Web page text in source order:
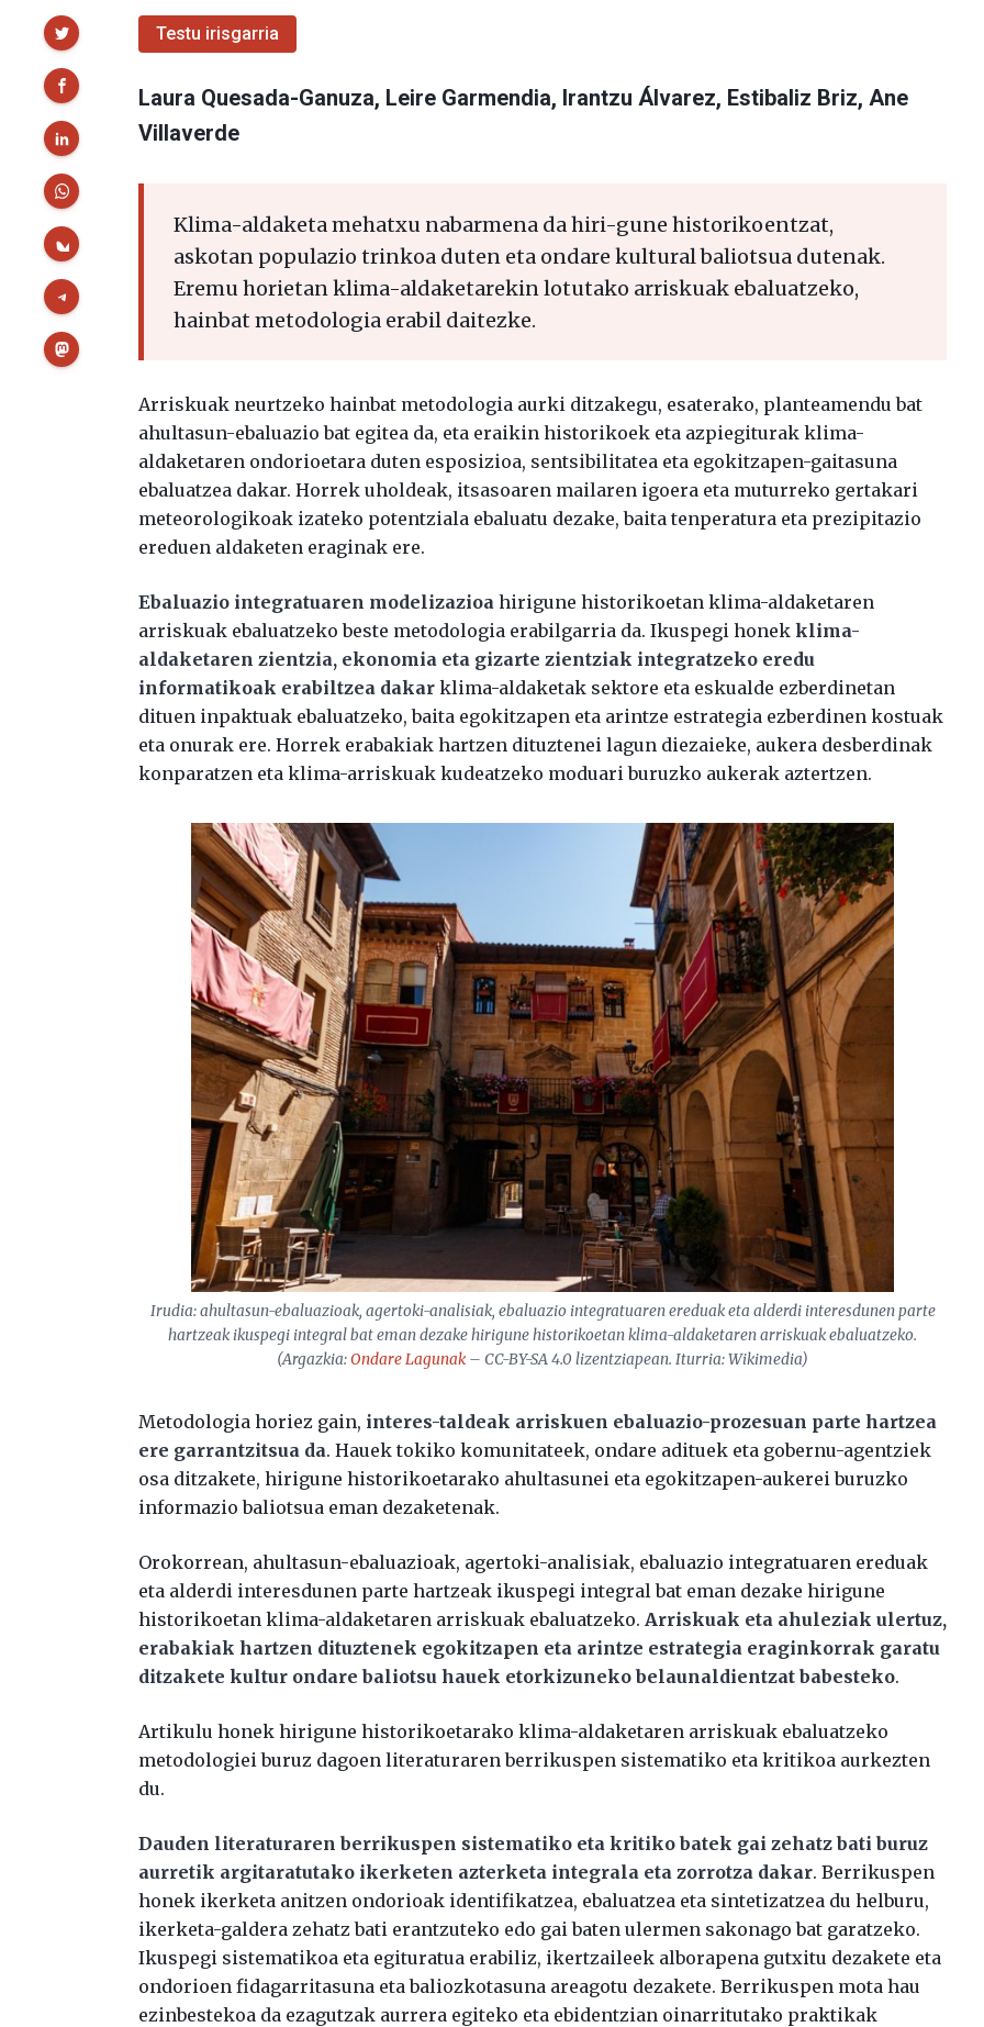
Testu irisgarria
Laura Quesada-Ganuza, Leire Garmendia, Irantzu Álvarez, Estibaliz Briz,Ane
Villaverde
Klima-aldaketa mehatxu nabarmena da hiri-gune historikoentzat,
askotan populazio trinkoa duten eta ondare kultural baliotsua dutenak.
Eremu horietan klima-aldaketarekin lotutako arriskuak ebaluatzeko,
hainbat metodologia erabil daitezke.
Arriskuak neurtzeko hainbat metodologia aurki ditzakegu, esaterako, planteamendu bat
ahultasun-ebaluazio bat egitea da, eta eraikin historikoek eta azpiegiturak klima-
aldaketaren ondorioetara duten esposizioa, sentsibilitatea eta egokitzapen-gaitasuna
ebaluatzea dakar. Horrek uholdeak, itsasoaren mailaren igoera eta muturreko gertakari
meteorologikoak izateko potentziala ebaluatu dezake, baita tenperatura eta prezipitazio
ereduen aldaketen eraginak ere.
Ebaluazio integratuaren modelizazioa hirigune historikoetan klima-aldaketaren
arriskuak ebaluatzeko beste metodologia erabilgarria da. Ikuspegi honekklima-
aldaketaren zientzia, ekonomia eta gizarte zientziak integratzeko eredu
informatikoak erabiltzea dakar klima-aldaketak sektore eta eskualde ezberdinetan
dituen inpaktuak ebaluatzeko, baita egokitzapen eta arintze estrategia ezberdinen kostuak
eta onurak ere. Horrek erabakiak hartzen dituztenei lagun diezaieke, aukera desberdinak
konparatzen eta klima-arriskuak kudeatzeko moduari buruzko aukerak aztertzen.
Irudia: ahultasun-ebaluazioak, agertoki-analisiak, ebaluazio integratuaren ereduak eta alderdi interesdunen parte
hartzeak ikuspegi integral bat eman dezake hirigune historikoetan klima-aldaketaren arriskuak ebaluatzeko.
(Argazkia:Ondare Lagunak – CC-BY-SA 4.0 lizentziapean. Iturria: Wikimedia)
Metodologia horiez gain, interes-taldeak arriskuen ebaluazio-prozesuan parte hartzea
ere garrantzitsua da. Hauek tokiko komunitateek, ondare adituek eta gobernu-agentziek
osa ditzakete, hirigune historikoetarako ahultasunei eta egokitzapen-aukerei buruzko
informazio baliotsua eman dezaketenak.
Orokorrean, ahultasun-ebaluazioak, agertoki-analisiak, ebaluazio integratuaren ereduak
eta alderdi interesdunen parte hartzeak ikuspegi integral bat eman dezake hirigune
historikoetan klima-aldaketaren arriskuak ebaluatzeko. Arriskuak eta ahuleziak ulertuz,
erabakiak hartzen dituztenek egokitzapen eta arintze estrategia eraginkorrak garatu
ditzakete kultur ondare baliotsu hauek etorkizuneko belaunaldientzat babesteko.
Artikulu honek hirigune historikoetarako klima-aldaketaren arriskuak ebaluatzeko
metodologiei buruz dagoen literaturaren berrikuspen sistematiko eta kritikoa aurkezten
du.
Dauden literaturaren berrikuspen sistematiko eta kritiko batek gai zehatz bati buruz
aurretik argitaratutako ikerketen azterketa integrala eta zorrotza dakar. Berrikuspen
honek ikerketa anitzen ondorioak identifikatzea, ebaluatzea eta sintetizatzea du helburu,
ikerketa-galdera zehatz bati erantzuteko edo gai baten ulermen sakonago bat garatzeko.
Ikuspegi sistematikoa eta egituratua erabiliz, ikertzaileek alborapena gutxitu dezakete eta
ondorioen fidagarritasuna eta baliozkotasuna areagotu dezakete. Berrikuspen mota hau
ezinbestekoa da ezagutzak aurrera egiteko eta ebidentzian oinarritutako praktikak
Partekatu